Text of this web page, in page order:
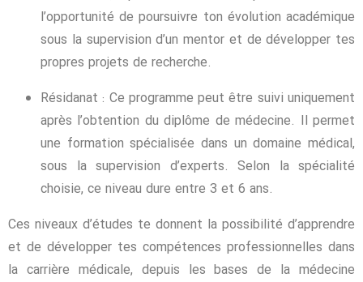
l’opportunité de poursuivre ton évolution académique
sous la supervision d’un mentor et de développer tes
propres projets de recherche.
Résidanat : Ce programme peut être suivi uniquement
après l’obtention du diplôme de médecine. Il permet
une formation spécialisée dans un domaine médical,
sous la supervision d’experts. Selon la spécialité
choisie, ce niveau dure entre 3 et 6 ans.
Ces niveaux d’études te donnent la possibilité d’apprendre
et de développer tes compétences professionnelles dans
la carrière médicale, depuis les bases de la médecine